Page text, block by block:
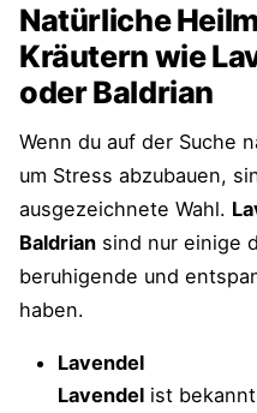
Natürliche
Kräutern wie
oder Baldrian
Wenn du auf der Suche
um Stress abzubauen,
ausgezeichnete Wahl.
Baldrian sind nur einige
beruhigende und
haben.
Lavendel
Lavendel ist